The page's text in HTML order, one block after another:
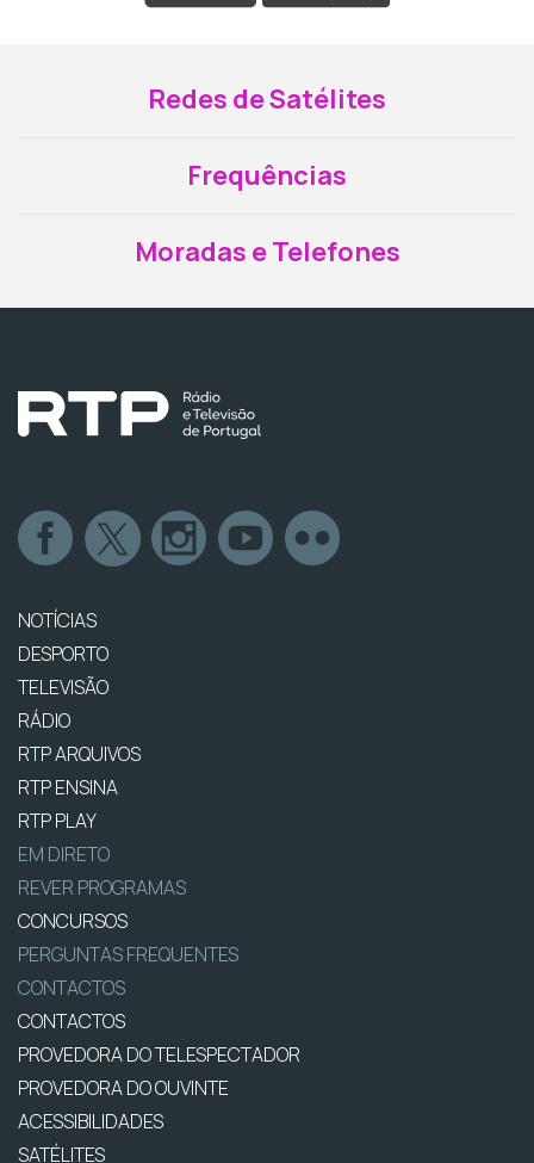
Redes de Satélites
Frequências
Moradas e Telefones
NOTÍCIAS
DESPORTO
TELEVISÃO
RÁDIO
RTP ARQUIVOS
RTP ENSINA
RTP PLAY
EM DIRETO
REVER PROGRAMAS
CONCURSOS
PERGUNTAS FREQUENTES
CONTACTOS
CONTACTOS
PROVEDORA DO TELESPECTADOR
PROVEDORA DO OUVINTE
ACESSIBILIDADES
SATÉLITES